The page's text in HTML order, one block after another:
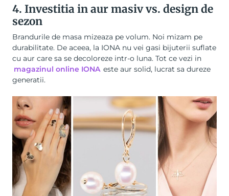
4. Investitia in aur masiv vs. design de
sezon
Brandurile de masa mizeaza pe volum. Noi mizam pe
durabilitate. De aceea, la IONA nu vei gasi bijuterii suflate
cu aur care sa se decoloreze intr-o luna. Tot ce vezi in
magazinul online IONA este aur solid, lucrat sa dureze
generatii.